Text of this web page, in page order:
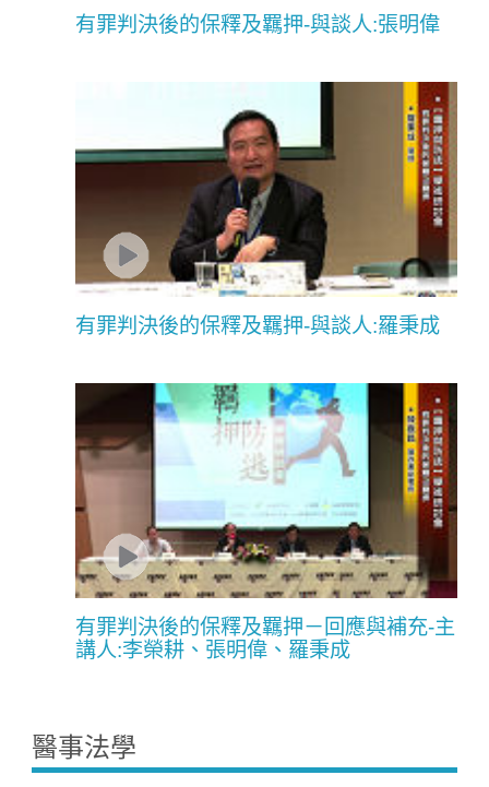
有罪判決後的保釋及羈押-與談人:張明偉
有罪判決後的保釋及羈押-與談人:羅秉成
有罪判決後的保釋及羈押－回應與補充-主
講人:李榮耕、張明偉、羅秉成
醫事法學